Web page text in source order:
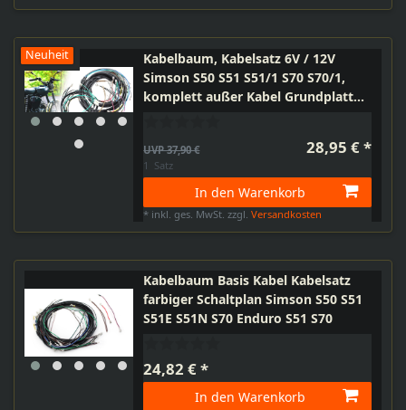
Neuheit
Kabelbaum, Kabelsatz 6V / 12V
Simson S50 S51 S51/1 S70 S70/1,
komplett außer Kabel Grundplatte
UVP 37,90 € 28,95 € *
1 Satz
In den Warenkorb
* inkl. ges. MwSt. zzgl.Versandkosten
Kabelbaum Basis Kabel Kabelsatz
farbiger Schaltplan Simson S50 S51
S51E S51N S70 Enduro S51 S70
24,82 € *
In den Warenkorb